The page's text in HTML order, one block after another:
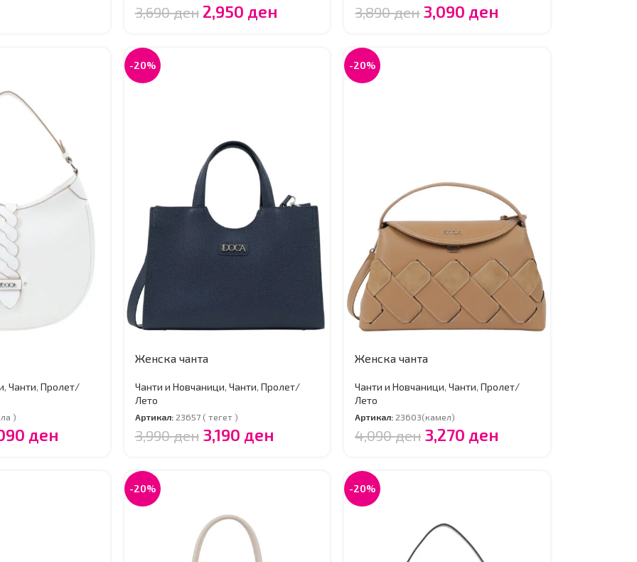
3,690ден 2,950 ден 3,890ден 3,090 ден
, Чанти, Пролет/
)
ден
-20%
Женска чанта
Чанти и Новчаници, Чанти, Пролет/
Лето
Артикал:23657 ( тегет )
3,990ден 3,190 ден
-20%
Женска чанта
Чанти и Новчаници, Чанти, Пролет/
Лето
Артикал:23603(камел)
4,090ден 3,270 ден
-20% -20%